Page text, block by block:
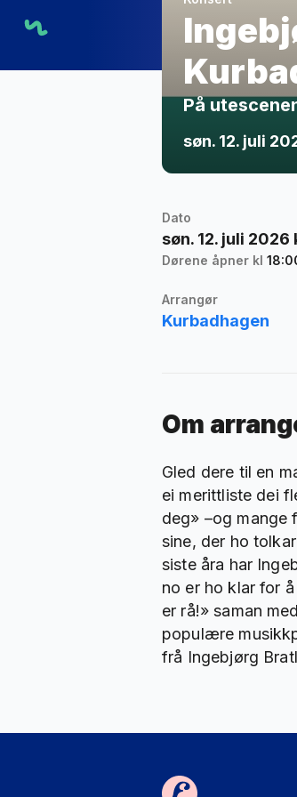
På
søn. 12. juli
Dato
søn. 12. juli 2026
Dørene åpner kl
Arrangør
Kurbadhagen
Om
Gled dere til en
ei merittliste dei
deg» –og mange
sine, der ho
siste åra har
no er ho klar for
er rå!» saman
populære
frå Ingebjørg